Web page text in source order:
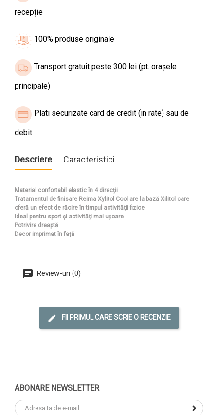
recepție
100% produse originale
Transport gratuit peste 300 lei (pt. orașele
principale)
Plati securizate card de credit (in rate) sau de
debit
Descriere Caracteristici
Material confortabil elastic în 4 direcții
Tratamentul de finisare Reima Xylitol Cool are la bază Xilitol care
oferă un efect de răcire în timpul activității fizice
Ideal pentru sport și activități mai ușoare
Potrivire dreaptă
Decor imprimat în față
Review-uri (0)
FII PRIMUL CARE SCRIE O RECENZIE
ABONARE NEWSLETTER